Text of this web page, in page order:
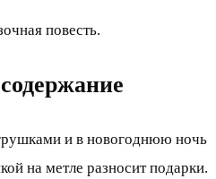
повесть.
и в новогоднюю ночь
на метле разносит подарки.